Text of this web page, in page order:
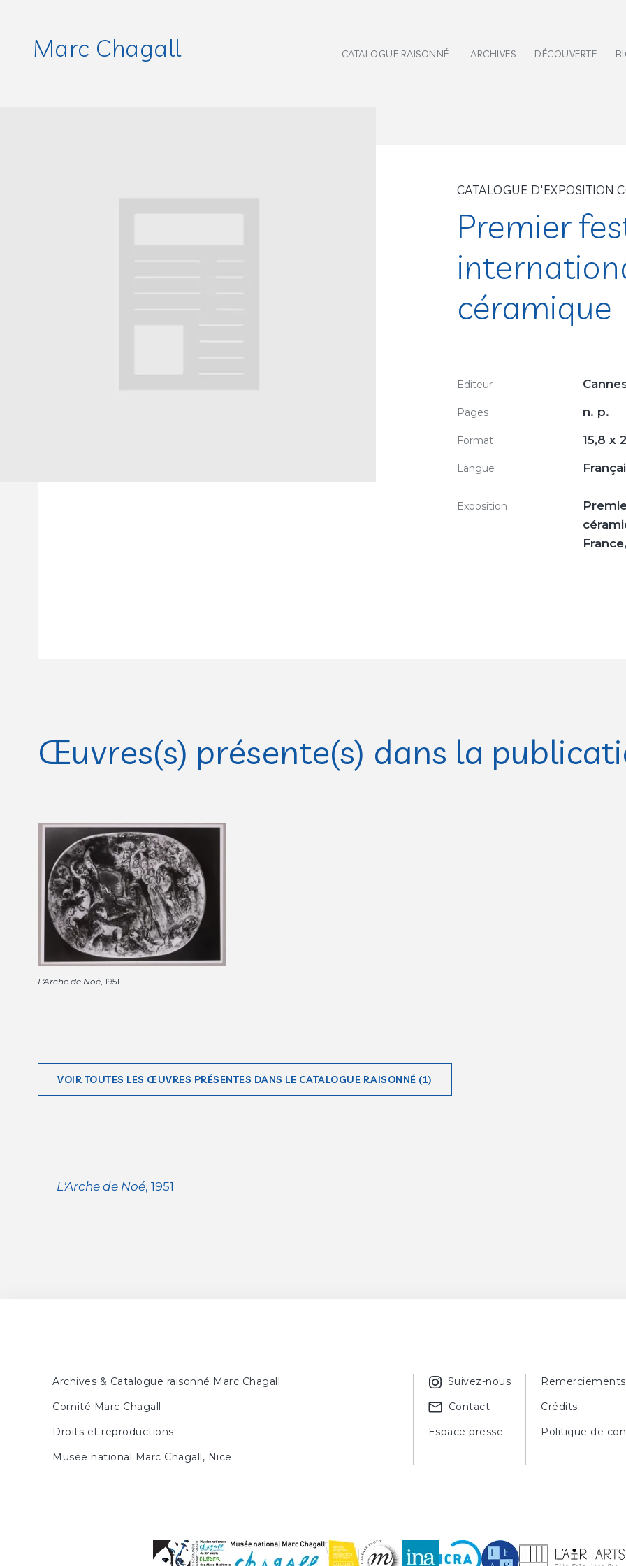
Marc Chagall CATALOGUE RAISONNÉ ARCHIVES DÉCOUVERTE
CATALOGUE D'EXPOSITION
Premier
céramique
Editeur
Pages n. p.
Format 15,8 x
Langue
Exposition
Œuvres(s) présente(s) dans la
L'Arche de Noé, 1951
VOIR TOUTES LES ŒUVRES PRÉSENTES DANS LE CATALOGUE RAISONNÉ (1)
L'Arche de Noé, 1951
Archives & Catalogue raisonné Marc Chagall
Comité Marc Chagall
Droits et reproductions
Musée national Marc Chagall, Nice
Suivez-nous
Contact
Espace presse
Remerciements
Crédits
Politique de